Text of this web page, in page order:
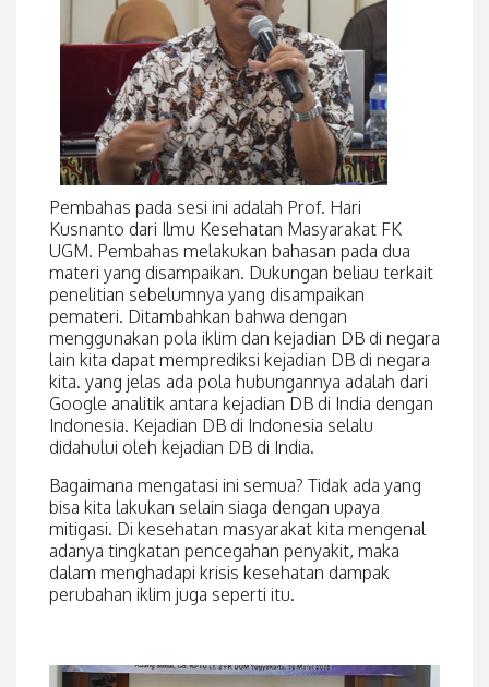
Pembahas pada sesi ini adalah Prof. Hari
Kusnanto dari Ilmu Kesehatan Masyarakat FK
UGM. Pembahas melakukan bahasan pada dua
materi yang disampaikan. Dukungan beliau terkait
penelitian sebelumnya yang disampaikan
pemateri. Ditambahkan bahwa dengan
menggunakan pola iklim dan kejadian DB di negara
lain kita dapat memprediksi kejadian DB di negara
kita. yang jelas ada pola hubungannya adalah dari
Google analitik antara kejadian DB di India dengan
Indonesia. Kejadian DB di Indonesia selalu
didahului oleh kejadian DB di India.
Bagaimana mengatasi ini semua? Tidak ada yang
bisa kita lakukan selain siaga dengan upaya
mitigasi. Di kesehatan masyarakat kita mengenal
adanya tingkatan pencegahan penyakit, maka
dalam menghadapi krisis kesehatan dampak
perubahan iklim juga seperti itu.